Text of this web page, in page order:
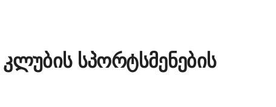
სპორტსმენების